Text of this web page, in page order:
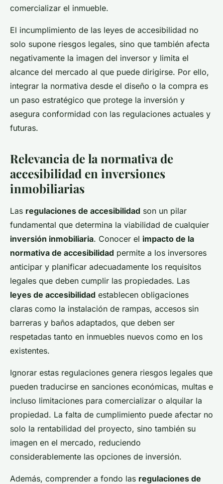
comercializar el inmueble.
El incumplimiento de las leyes de accesibilidad no
solo supone riesgos legales, sino que también afecta
negativamente la imagen del inversor y limita el
alcance del mercado al que puede dirigirse. Por ello,
integrar la normativa desde el diseño o la compra es
un paso estratégico que protege la inversión y
asegura conformidad con las regulaciones actuales y
futuras.
Relevancia de la normativa de
accesibilidad en inversiones
inmobiliarias
Las regulaciones de accesibilidad son un pilar
fundamental que determina la viabilidad de cualquier
inversión inmobiliaria. Conocer el impacto de la
normativa de accesibilidad permite a los inversores
anticipar y planificar adecuadamente los requisitos
legales que deben cumplir las propiedades. Las
leyes de accesibilidad establecen obligaciones
claras como la instalación de rampas, accesos sin
barreras y baños adaptados, que deben ser
respetadas tanto en inmuebles nuevos como en los
existentes.
Ignorar estas regulaciones genera riesgos legales que
pueden traducirse en sanciones económicas, multas e
incluso limitaciones para comercializar o alquilar la
propiedad. La falta de cumplimiento puede afectar no
solo la rentabilidad del proyecto, sino también su
imagen en el mercado, reduciendo
considerablemente las opciones de inversión.
Además, comprender a fondo las regulaciones de